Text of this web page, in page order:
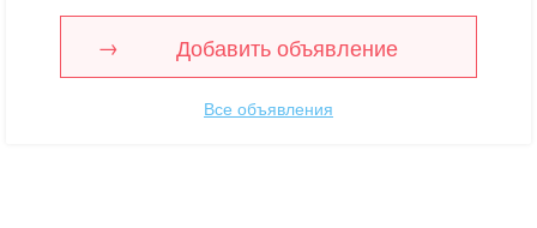
Добавить объявление
Все объявления